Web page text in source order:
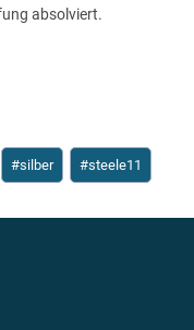
absolviert.
#silber #steele11